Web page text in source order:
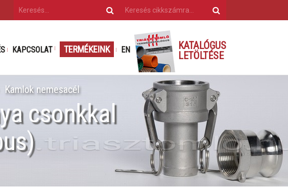
KAPCSOLAT TERMÉKEINK EN
KATALÓGUS
LETÖLTÉSE
Kamlok nemesacél
csonkkal